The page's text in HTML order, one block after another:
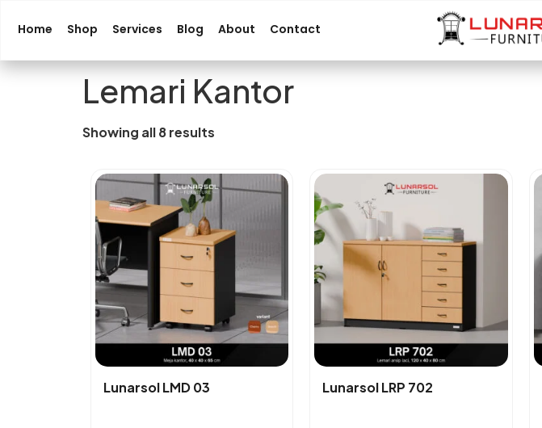
Home Shop Services Blog About Contact
Lemari Kantor
Showing all 8 results
Lunarsol LMD 03 Lunarsol LRP 702